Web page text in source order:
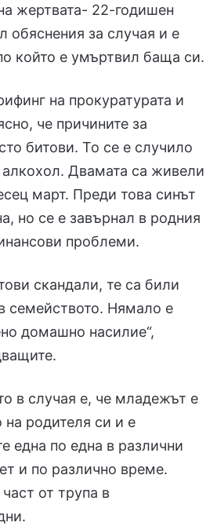
жертвата- 22-годишен
обяснения за случая и е
който е умъртвил баща си.
на прокуратурата и
че причините за
битови. То се е случило
алкохол. Двамата са живели
март. Преди това синът
но се е завърнал в родния
проблеми.
скандали, те са били
семейството. Нямало е
домашно насилие“,
в случая е, че младежът е
на родителя си и е
една по една в различни
и по различно време.
от трупа в